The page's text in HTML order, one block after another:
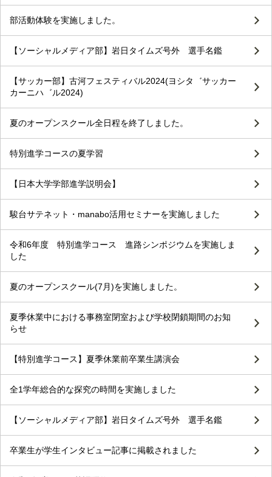
部活動体験を実施しました。
【ソーシャルメディア部】岩日タイムズ号外 選手名鑑
【サッカー部】古河フェスティバル2024(ヨシタ゛サッカー
カーニハ゛ル2024)
夏のオープンスクール全日程を終了しました。
特別進学コースの夏学習
【日本大学学部進学説明会】
駿台サテネット・manabo活用セミナーを実施しました
令和6年度 特別進学コース 進路シンポジウムを実施しま
した
夏のオープンスクール(7月)を実施しました。
夏季休業中における事務室閉室および学校閉鎖期間のお知
らせ
【特別進学コース】夏季休業前卒業生講演会
全1学年総合的な探究の時間を実施しました
【ソーシャルメディア部】岩日タイムズ号外 選手名鑑
卒業生が学生インタビュー記事に掲載されました